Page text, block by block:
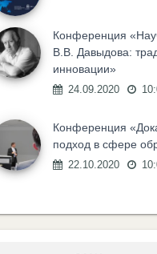
Конференция
В.В. Давыдова:
инновации»
24.09.2020
Конференция
подход в сфере
22.10.2020